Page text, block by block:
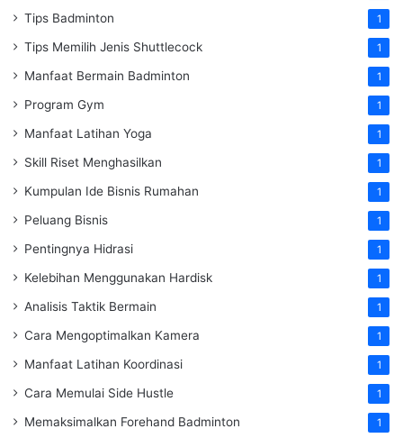
Tips Badminton 1
Tips Memilih Jenis Shuttlecock 1
Manfaat Bermain Badminton 1
Program Gym 1
Manfaat Latihan Yoga 1
Skill Riset Menghasilkan 1
Kumpulan Ide Bisnis Rumahan 1
Peluang Bisnis 1
Pentingnya Hidrasi 1
Kelebihan Menggunakan Hardisk 1
Analisis Taktik Bermain 1
Cara Mengoptimalkan Kamera 1
Manfaat Latihan Koordinasi 1
Cara Memulai Side Hustle 1
Memaksimalkan Forehand Badminton 1